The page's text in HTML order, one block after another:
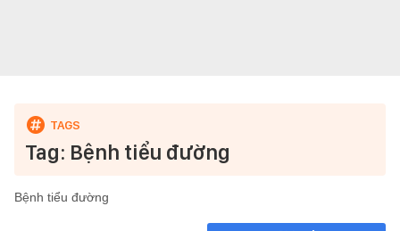
Tag: Bệnh tiểu đường
Bệnh tiểu đường